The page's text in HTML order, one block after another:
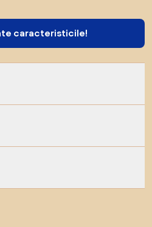
caracteristicile!